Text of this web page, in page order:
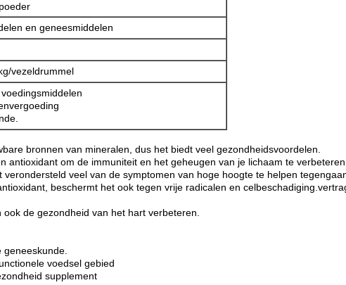
en geneesmiddelen
vezeldrummel
bronnen van mineralen, dus het biedt veel gezondheidsvoordelen.
antioxidant om de immuniteit en het geheugen van je lichaam te
veel van de symptomen van hoge hoogte te helpen
beschermt het ook tegen vrije radicalen en
de gezondheid van het hart verbeteren.
voedsel gebied
supplement